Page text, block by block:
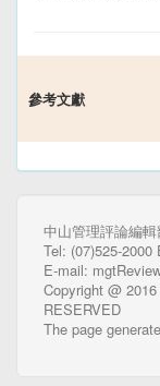
參考文獻
中山管理評論編輯
Tel: (07)525-
E-mail:
Copyright @
RESERVED
The page